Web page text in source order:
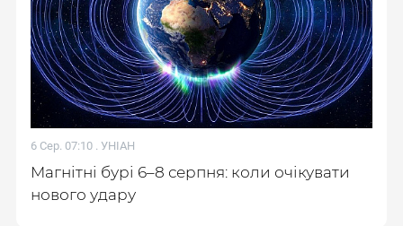
6 Сер. 07:10 . УНІАН
Магнітні бурі 6–8 серпня: коли очікувати
нового удару